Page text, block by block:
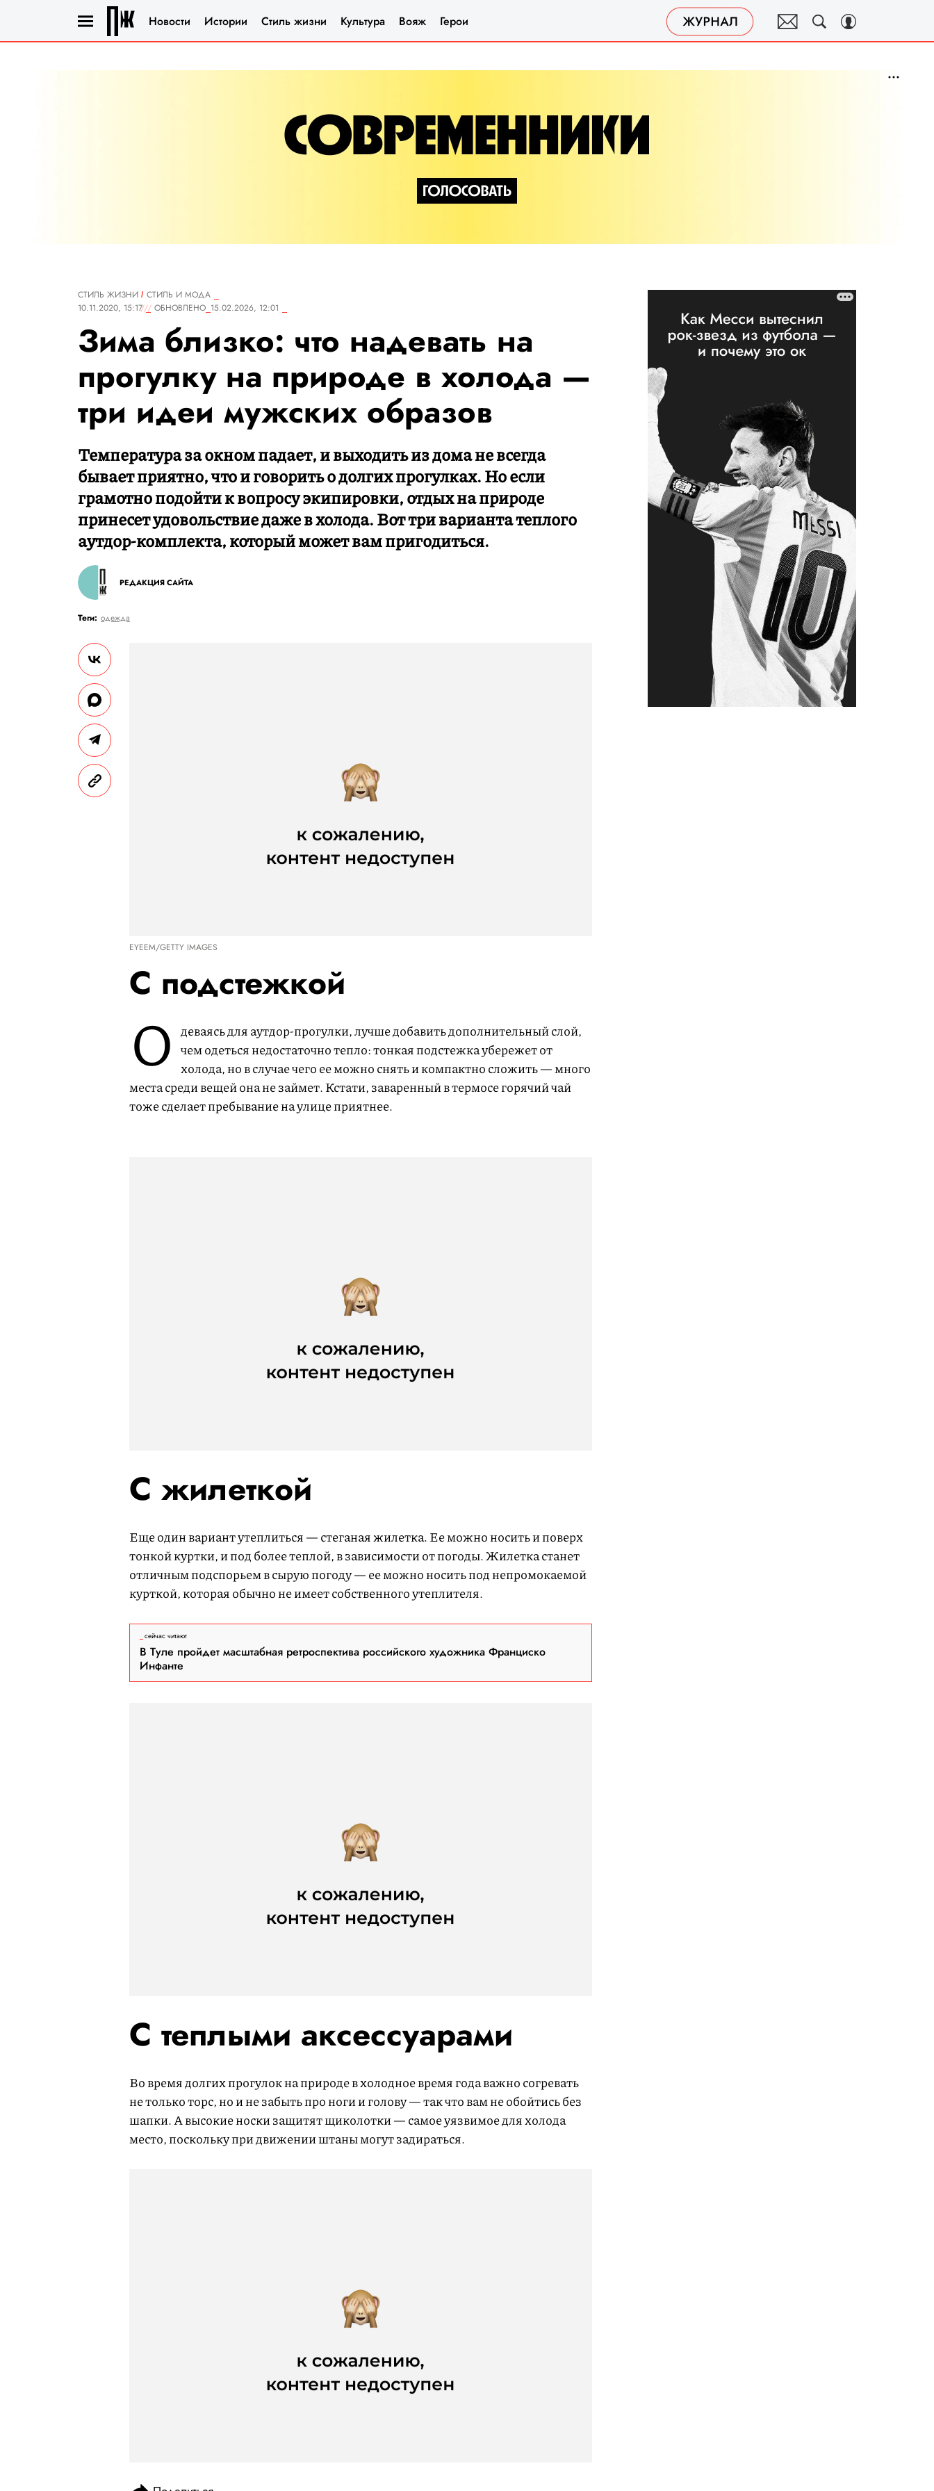
Новости Истории Стиль жизни Культура Вояж Герои
СТИЛЬ ЖИЗНИ
СТИЛЬ И МОДА
10.11.2020, 15:17
ОБНОВЛЕНО 15.02.2026, 12:01
Зима близко: что надевать на
прогулку на природе в холода —
три идеи мужских образов
Температура за окном падает, и выходить из дома не всегда
бывает приятно, что и говорить о долгих прогулках. Но если
грамотно подойти к вопросу экипировки, отдых на природе
принесет удовольствие даже в холода. Вот три варианта теплого
аутдор-комплекта, который может вам пригодиться.
РЕДАКЦИЯ САЙТА
Теги: одежда
EYEEM/GETTY IMAGES
С подстежкой
О деваясь для аутдор-прогулки, лучше добавить дополнительный слой,
чем одеться недостаточно тепло: тонкая подстежка убережет от
холода, но в случае чего ее можно снять и компактно сложить — много
места среди вещей она не займет. Кстати, заваренный в термосе горячий чай
тоже сделает пребывание на улице приятнее.
С жилеткой
Еще один вариант утеплиться — стеганая жилетка. Ее можно носить и поверх
тонкой куртки, и под более теплой, в зависимости от погоды. Жилетка станет
отличным подспорьем в сырую погоду — ее можно носить под непромокаемой
курткой, которая обычно не имеет собственного утеплителя.
сейчас читают
В Туле пройдет масштабная ретроспектива российского художника Франциско
Инфанте
С теплыми аксессуарами
Во время долгих прогулок на природе в холодное время года важно согревать
не только торс, но и не забыть про ноги и голову — так что вам не обойтись без
шапки. А высокие носки защитят щиколотки — самое уязвимое для холода
место, поскольку при движении штаны могут задираться.